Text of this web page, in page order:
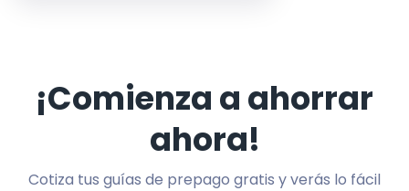
¡Comienza a ahorrar
ahora!
Cotiza tus guías de prepago gratis y verás lo fácil